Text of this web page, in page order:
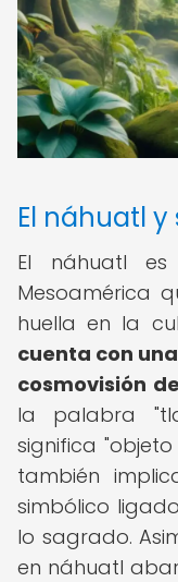
El náhuatl y
El náhuatl
Mesoamérica
huella en la
cuenta con
cosmovisión
la palabra
significa
también
simbólico
lo sagrado.
en náhuatl